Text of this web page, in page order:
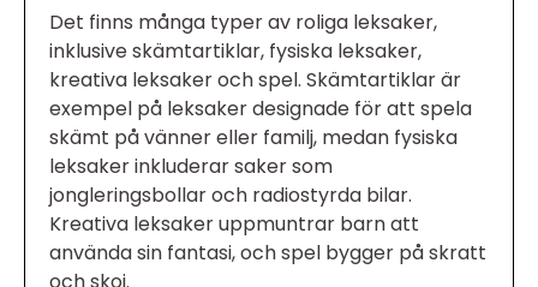
Det finns många typer av roliga leksaker,
inklusive skämtartiklar, fysiska leksaker,
kreativa leksaker och spel. Skämtartiklar är
exempel på leksaker designade för att spela
skämt på vänner eller familj, medan fysiska
leksaker inkluderar saker som
jongleringsbollar och radiostyrda bilar.
Kreativa leksaker uppmuntrar barn att
använda sin fantasi, och spel bygger på skratt